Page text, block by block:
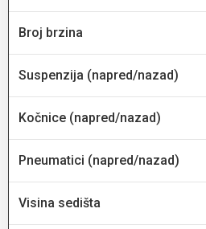
Broj brzina
Suspenzija (napred/nazad)
Kočnice (napred/nazad)
Pneumatici (napred/nazad)
Visina sedišta